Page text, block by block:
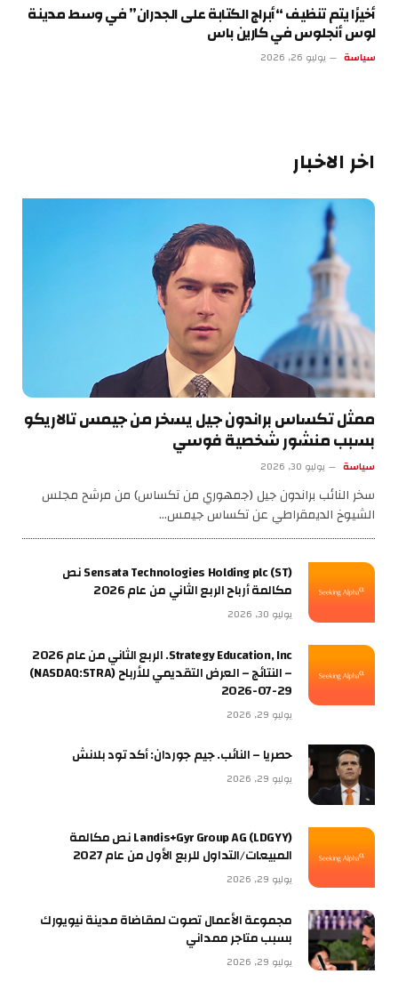
أخيرًا يتم تنظيف “أبراج الكتابة على الجدران” في وسط مدينة
لوس أنجلوس في كارين باس
سياسة يوليو 26, 2026
اخر الاخبار
ممثل تكساس براندون جيل يسخر من جيمس تالاريكو
بسبب منشور شخصية فوسي
سياسة يوليو 30, 2026
سخر النائب براندون جيل (جمهوري من تكساس) من مرشح مجلس
الشيوخ الديمقراطي عن تكساس جيمس…
Sensata Technologies Holding plc (ST) نص
مكالمة أرباح الربع الثاني من عام 2026
يوليو 30, 2026
Strategy Education, Inc. الربع الثاني من عام 2026
– النتائج – العرض التقديمي للأرباح (NASDAQ:STRA)
2026-07-29
يوليو 29, 2026
حصريا – النائب. جيم جوردان: أكد تود بلانش
يوليو 29, 2026
Landis+Gyr Group AG (LDGYY) نص مكالمة
المبيعات/التداول للربع الأول من عام 2027
يوليو 29, 2026
مجموعة الأعمال تصوت لمقاضاة مدينة نيويورك
بسبب متاجر ممداني
يوليو 29, 2026